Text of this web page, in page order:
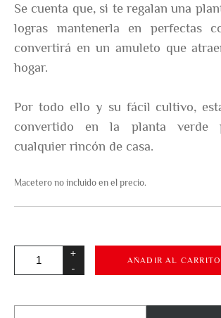
Se cuenta que, si te regalan una
logras mantenerla en perfectas
convertirá en un amuleto que
hogar.
Por todo ello y su fácil cultivo,
convertido en la planta verde
cualquier rincón de casa.
Macetero no incluido en el precio.
+
-
AÑADIR AL CARRITO